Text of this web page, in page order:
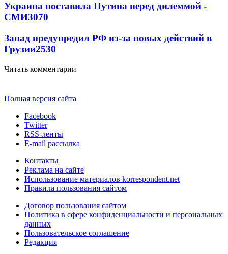
Украина поставила Путина перед дилеммой -
СМИ3070
Запад предупредил РФ из-за новых действий в
Грузии2530
Читать комментарии
Полная версия сайта
Facebook
Twitter
RSS-ленты
E-mail рассылка
Контакты
Реклама на сайте
Использование материалов korrespondent.net
Правила пользования сайтом
Договор пользования сайтом
Политика в сфере конфиденциальности и персональных
данных
Пользовательское соглашение
Редакция